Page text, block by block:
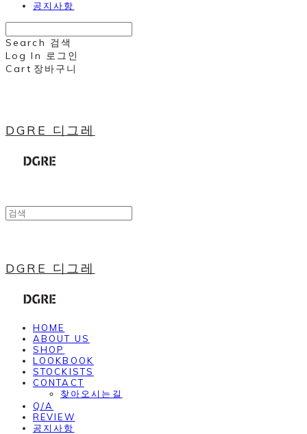
공지사항
Search 검색
Log In 로그인
Cart 장바구니
DGRE 디그레
DGRE 디그레
HOME
ABOUT US
SHOP
LOOKBOOK
STOCKISTS
CONTACT
찾아오시는길
Q/A
REVIEW
공지사항